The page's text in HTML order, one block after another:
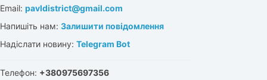
Email: pavldistrict@gmail.com
Напишіть нам: Залишити повідомлення
Надіслати новину: Telegram Bot
Телефон: +380975697356